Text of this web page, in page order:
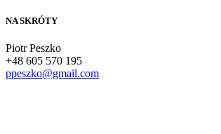
NA SKRÓTY
Piotr Peszko
+48 605 570 195
ppeszko@gmail.com